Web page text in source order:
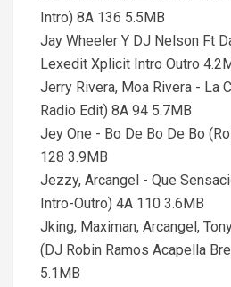
Intro) 8A 136 5.5MB
Jay Wheeler Y DJ Nelson Ft
Lexedit Xplicit Intro Outro
Jerry Rivera, Moa Rivera - La
Radio Edit) 8A 94 5.7MB
Jey One - Bo De Bo De Bo
128 3.9MB
Jezzy, Arcangel - Que
Intro-Outro) 4A 110 3.6MB
Jking, Maximan, Arcangel,
(DJ Robin Ramos Acapella
5.1MB